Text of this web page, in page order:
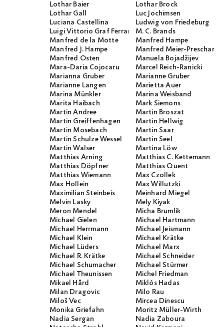
Lothar Baier
Lothar Brock
Lothar Gall
Luc Jochimsen
Luciana Castellina
Ludwig von Friedeburg
Luigi Vittorio Graf Ferraris
M. C. Brands
Manfred de la Motte
Manfred Hampe
Manfred J. Hampe
Manfred Meier-Preschany
Manfred Osten
Manuela Bojadžijev
Mara-Daria Cojocaru
Marcel Reich-Ranicki
Marianna Gruber
Marianne Gruber
Marianne Langen
Marietta Auer
Marina Münkler
Marina Weisband
Marita Haibach
Mark Siemons
Martin Andree
Martin Broszat
Martin Greiffenhagen
Martin Hellwig
Martin Mosebach
Martin Saar
Martin Schulze Wessel
Martin Seel
Martin Walser
Martina Löw
Matthias Arning
Matthias C. Kettemann
Matthias Döpfner
Matthias Quent
Matthias Wiemann
Max Czollek
Max Hollein
Max Willutzki
Maximilian Steinbeis
Meinhard Miegel
Melvin Lasky
Mely Kiyak
Meron Mendel
Micha Brumlik
Michael Gielen
Michael Hartmann
Michael Herrmann
Michael Jeismann
Michael Klein
Michael Krätke
Michael Lüders
Michael Marx
Michael R. Krätke
Michael Schneider
Michael Schumacher
Michael Stürmer
Michael Theunissen
Michel Friedman
Mikael Hård
Miklós Hadas
Milan Dragovic
Milo Rau
Miloš Vec
Mircea Dinescu
Monika Griefahn
Moritz Müller-Wirth
Nadia Sergan
Nadia Zaboura